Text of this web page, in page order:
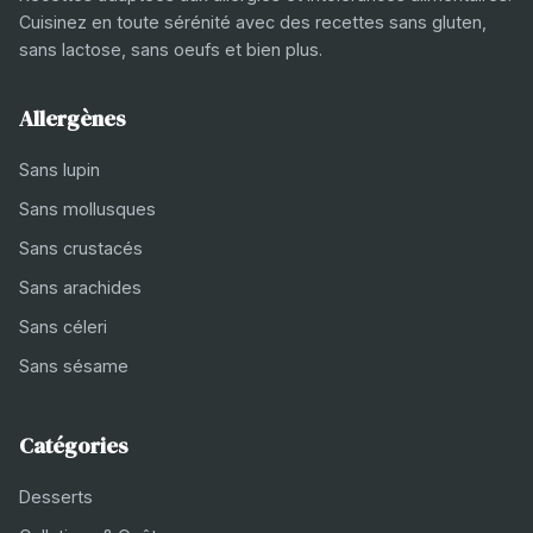
Cuisinez en toute sérénité avec des recettes sans gluten,
sans lactose, sans oeufs et bien plus.
Allergènes
Sans lupin
Sans mollusques
Sans crustacés
Sans arachides
Sans céleri
Sans sésame
Catégories
Desserts